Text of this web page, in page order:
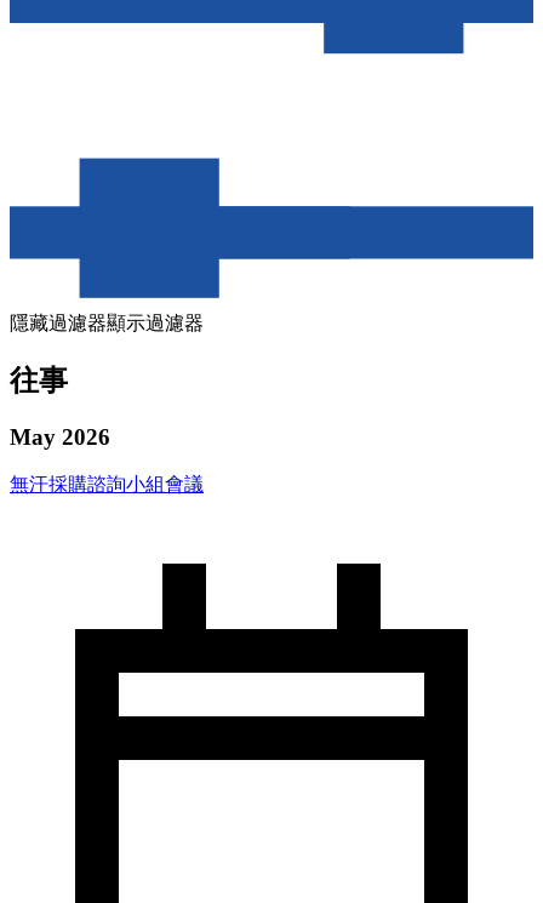
隱藏過濾器顯示過濾器
往事
May 2026
無汗採購諮詢小組會議